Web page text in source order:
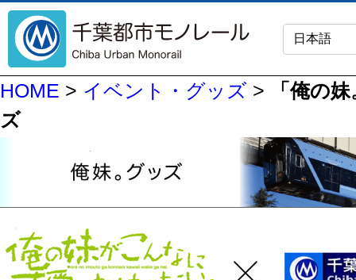
HOME > イベント・グッズ >
「俺の
ズ